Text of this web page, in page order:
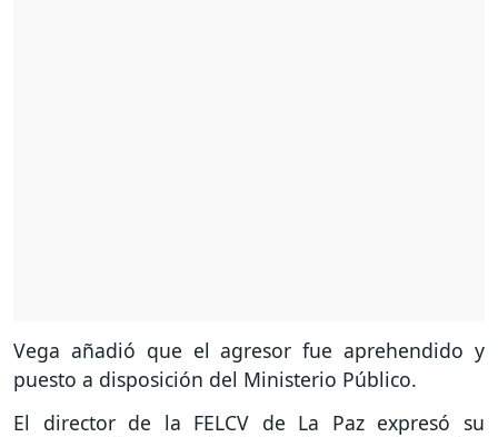
Vega añadió que el agresor fue aprehendido y
puesto a disposición del Ministerio Público.
El director de la FELCV de La Paz expresó su